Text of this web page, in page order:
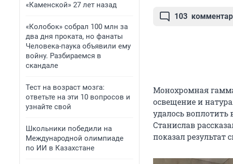
«Каменской» 27 лет назад
«Колобок» собрал 100 млн за
два дня проката, но фанаты
Человека-паука объявили ему
войну. Разбираемся в
скандале
Тест на возраст мозга:
ответьте на эти 10 вопросов и
узнайте свой
Школьники победили на
Международной олимпиаде
по ИИ в Казахстане
103
Монохромная
освещение и
удалось воплотить
Станислав
показал результат